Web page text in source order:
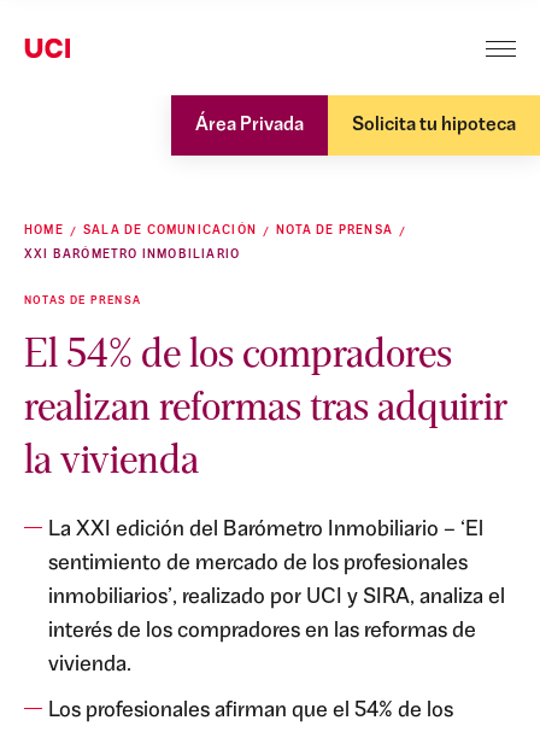
Área Privada Solicita tu hipoteca
HOME SALA DE COMUNICACIÓN
NOTA DE PRENSA
XXI BARÓMETRO INMOBILIARIO
NOTAS DE PRENSA
El 54% de los compradores
realizan reformas tras adquirir
la vivienda
La XXI edición del Barómetro Inmobiliario – ‘El
sentimiento de mercado de los profesionales
inmobiliarios’, realizado por UCI y SIRA, analiza el
interés de los compradores en las reformas de
vivienda.
Los profesionales afirman que el 54% de los